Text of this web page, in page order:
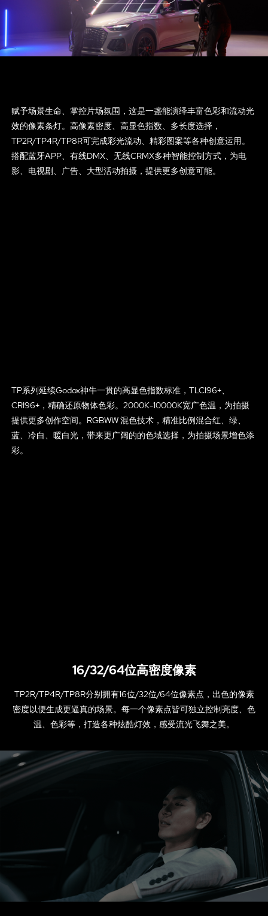
赋予场景生命、掌控片场氛围，这是一盏能演绎丰富色彩和流动光
效的像素条灯。高像素密度、高显色指数、多长度选择，
TP2R/TP4R/TP8R可完成彩光流动、精彩图案等各种创意运用。
搭配蓝牙APP、有线DMX、无线CRMX多种智能控制方式，为电
影、电视剧、广告、大型活动拍摄，提供更多创意可能。
TP系列延续Godox神牛一贯的高显色指数标准，TLCI96+、
CRI96+，精确还原物体色彩。2000K-10000K宽广色温，为拍摄
提供更多创作空间。RGBWW 混色技术，精准比例混合红、绿、
蓝、冷白、暖白光，带来更广阔的的色域选择，为拍摄场景增色添
彩。
16/32/64位高密度像素
TP2R/TP4R/TP8R分别拥有16位/32位/64位像素点，出色的像素
密度以便生成更逼真的场景。每一个像素点皆可独立控制亮度、色
温、色彩等，打造各种炫酷灯效，感受流光飞舞之美。